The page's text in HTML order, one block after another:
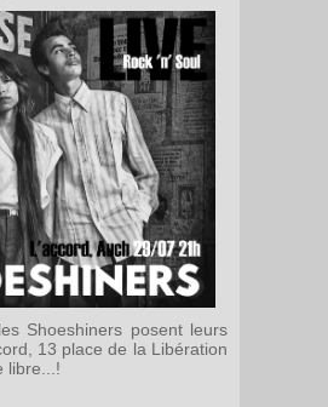
Shoeshiners posent leurs
13 place de la Libération
libre...!